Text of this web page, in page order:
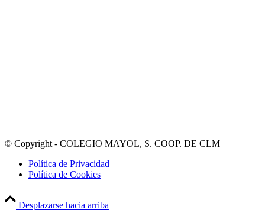
© Copyright - COLEGIO MAYOL, S. COOP. DE CLM
Política de Privacidad
Política de Cookies
Desplazarse hacia arriba